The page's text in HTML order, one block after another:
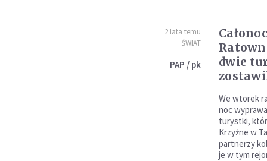
2 lata temu
ŚWIAT
PAP / pk
dwie
We wtorek
noc
turystki,
Krzyżne w
partnerzy
je w tym